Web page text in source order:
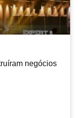
negócios